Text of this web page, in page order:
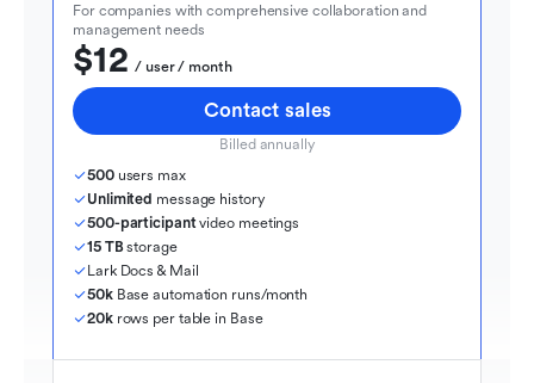
For companies with comprehensive collaboration and
management needs
$12
  / user / month
Contact sales
Billed annually
500 users max
Unlimited message history
500-participant video meetings
15 TB storage
Lark Docs & Mail
50k Base automation runs/month
20k rows per table in Base